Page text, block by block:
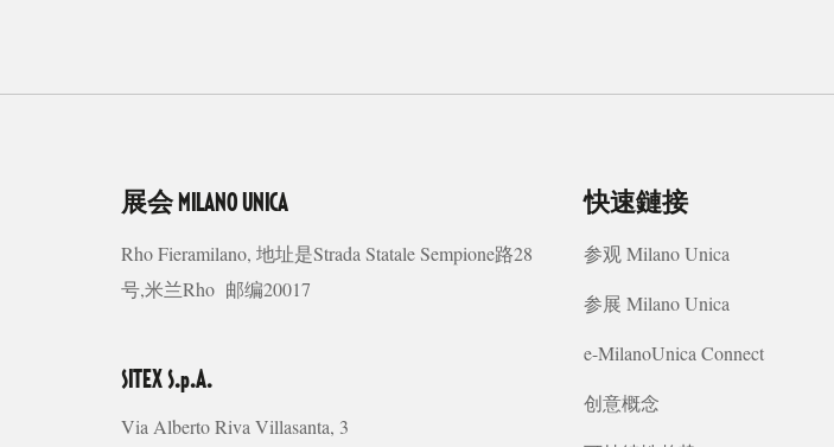
展会 MILANO UNICA
Rho Fieramilano, 地址是Strada Statale Sempione路28
号,米兰Rho 邮编20017
SITEX S.p.A.
Via Alberto Riva Villasanta, 3
快速鏈接
参观 Milano Unica
参展 Milano Unica
e-MilanoUnica Connect
创意概念